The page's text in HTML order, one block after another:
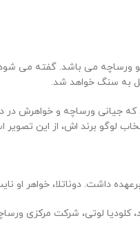
ورساچه می باشد. گفته می
به سنگ خواهد شد.
ورساچه و خواهرش در
لوگو برند اش، از این تصویر
داشت. دوناتلا،